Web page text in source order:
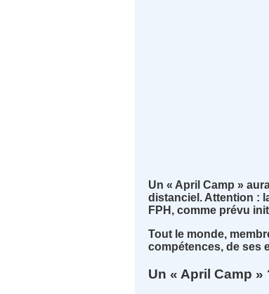
Un « April Camp »
distanciel. Attention :
FPH, comme prévu
Tout le monde,
compétences, de ses
Un « April Camp »